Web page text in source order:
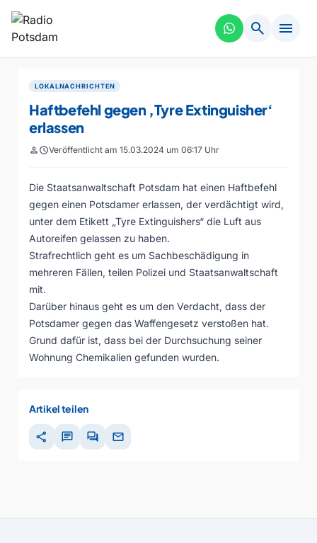
search menu
LOKALNACHRICHTEN
Haftbefehl gegen ‚Tyre Extinguisher‘
erlassen
personscheduleVeröffentlicht am 15.03.2024 um 06:17 Uhr
Die Staatsanwaltschaft Potsdam hat einen Haftbefehl
gegen einen Potsdamer erlassen, der verdächtigt wird,
unter dem Etikett „Tyre Extinguishers“ die Luft aus
Autoreifen gelassen zu haben.
Strafrechtlich geht es um Sachbeschädigung in
mehreren Fällen, teilen Polizei und Staatsanwaltschaft
mit.
Darüber hinaus geht es um den Verdacht, dass der
Potsdamer gegen das Waffengesetz verstoßen hat.
Grund dafür ist, dass bei der Durchsuchung seiner
Wohnung Chemikalien gefunden wurden.
Artikel teilen
share chat forum mail